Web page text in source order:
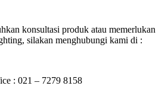
konsultasi produk atau memerlukan
silakan menghubungi kami di :
: 021 – 7279 8158